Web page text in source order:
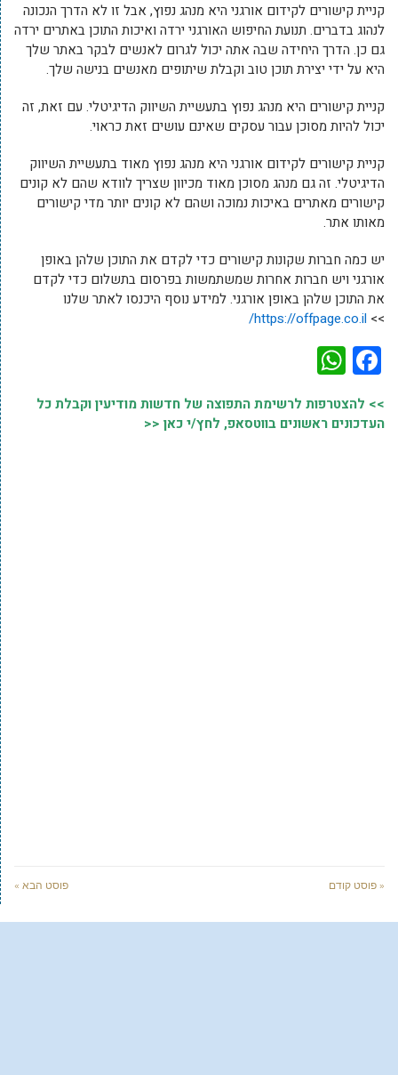
קניית קישורים לקידום אורגני היא מנהג נפוץ, אבל זו לא הדרך הנכונה
לנהוג בדברים. תנועת החיפוש האורגני ירדה ואיכות התוכן באתרים ירדה
גם כן. הדרך היחידה שבה אתה יכול לגרום לאנשים לבקר באתר שלך
היא על ידי יצירת תוכן טוב וקבלת שיתופים מאנשים בנישה שלך.
קניית קישורים היא מנהג נפוץ בתעשיית השיווק הדיגיטלי. עם זאת, זה
יכול להיות מסוכן עבור עסקים שאינם עושים זאת כראוי.
קניית קישורים לקידום אורגני היא מנהג נפוץ מאוד בתעשיית השיווק
הדיגיטלי. זה גם מנהג מסוכן מאוד מכיוון שצריך לוודא שהם לא קונים
קישורים מאתרים באיכות נמוכה ושהם לא קונים יותר מדי קישורים
מאותו אתר.
יש כמה חברות שקונות קישורים כדי לקדם את התוכן שלהן באופן
אורגני ויש חברות אחרות שמשתמשות בפרסום בתשלום כדי לקדם
את התוכן שלהן באופן אורגני. למידע נוסף היכנסו לאתר שלנו
>>
https://offpage.co.il/
Facebook
>> להצטרפות לרשימת התפוצה של חדשות מודיעין וקבלת כל
העדכונים ראשונים בווטסאפ, לחץ/י כאן <<
« פוסט קודם פוסט הבא »